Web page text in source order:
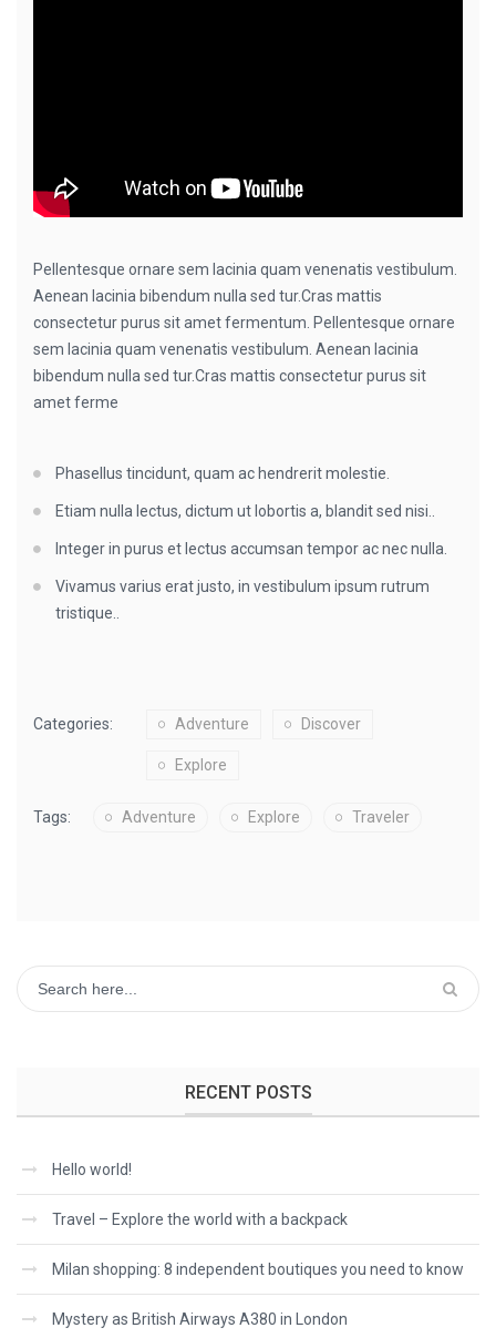
Pellentesque ornare sem lacinia quam venenatis vestibulum.
Aenean lacinia bibendum nulla sed tur.Cras mattis
consectetur purus sit amet fermentum. Pellentesque ornare
sem lacinia quam venenatis vestibulum. Aenean lacinia
bibendum nulla sed tur.Cras mattis consectetur purus sit
amet ferme
Phasellus tincidunt, quam ac hendrerit molestie.
Etiam nulla lectus, dictum ut lobortis a, blandit sed nisi..
Integer in purus et lectus accumsan tempor ac nec nulla.
Vivamus varius erat justo, in vestibulum ipsum rutrum
tristique..
Categories: Adventure Discover
Explore
Tags: Adventure Explore Traveler
RECENT POSTS
Hello world!
Travel – Explore the world with a backpack
Milan shopping: 8 independent boutiques you need to know
Mystery as British Airways A380 in London